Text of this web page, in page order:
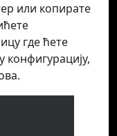
или копирате
где ћете
конфигурацију,